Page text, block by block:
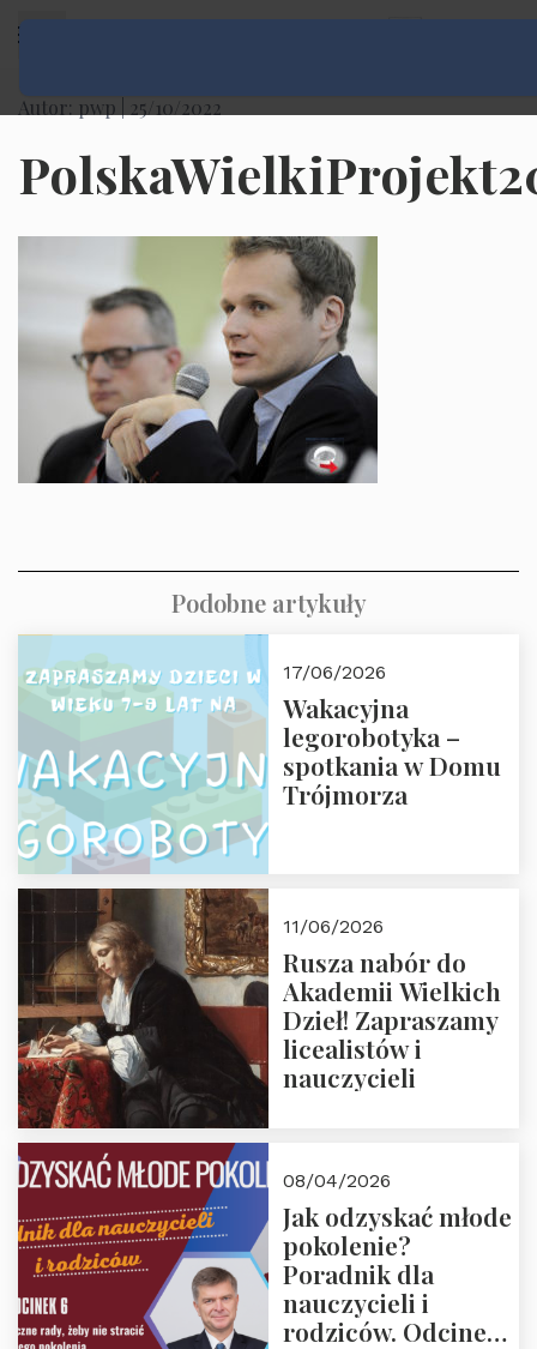
Autor: pwp | 25/10/2022
Podobne artykuły
17/06/2026
Wakacyjna
legorobotyka –
spotkania w Domu
Trójmorza
11/06/2026
Rusza nabór do
Akademii Wielkich
Dzieł! Zapraszamy
licealistów i
nauczycieli
08/04/2026
Jak odzyskać młode
pokolenie?
Poradnik dla
nauczycieli i
rodziców. Odcinek